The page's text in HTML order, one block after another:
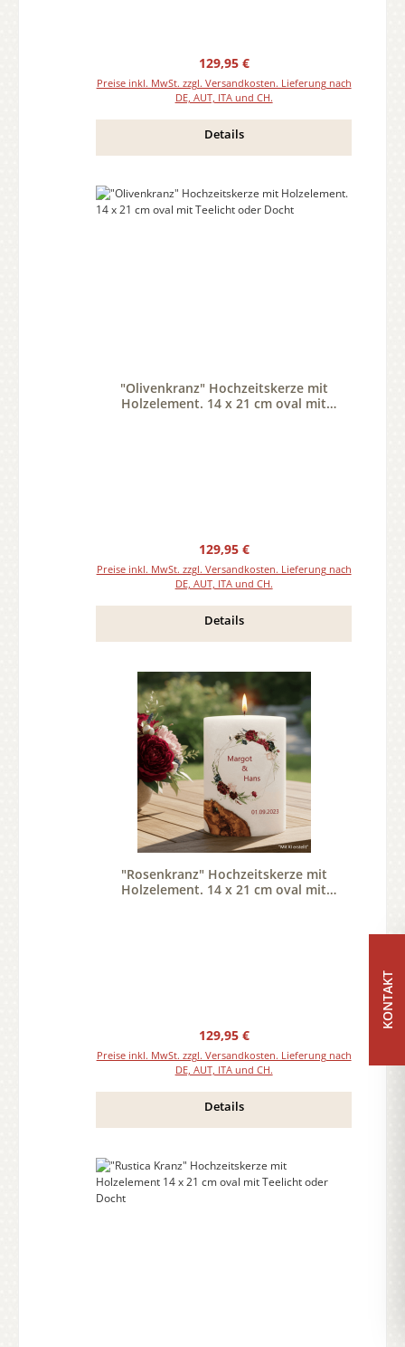
Regulärer Preis:
129,95 €
Preise inkl. MwSt. zzgl. Versandkosten. Lieferung nach
DE, AUT, ITA und CH.
Details
"Olivenkranz" Hochzeitskerze mit
Holzelement. 14 x 21 cm oval mit
Regulärer Preis:
129,95 €
Preise inkl. MwSt. zzgl. Versandkosten. Lieferung nach
DE, AUT, ITA und CH.
Details
"Rosenkranz" Hochzeitskerze mit
Holzelement. 14 x 21 cm oval mit
Regulärer Preis:
129,95 €
Preise inkl. MwSt. zzgl. Versandkosten. Lieferung nach
DE, AUT, ITA und CH.
Details
KONTAKT